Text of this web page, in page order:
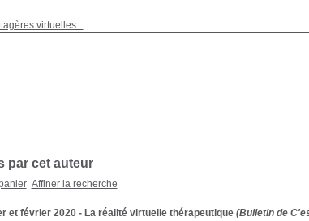
virtuelles...
par cet auteur
Affiner la recherche
et février 2020 - La réalité virtuelle thérapeutique(Bulletin de